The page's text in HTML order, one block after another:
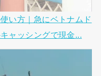
い方｜急にベトナムド
ャッシングで現金...